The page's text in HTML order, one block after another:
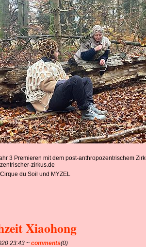
3 Premieren mit dem post-anthropozentrischem
zirkus.de
du Soil und MYZEL
Xiaohong
23:43 ~comments(0)